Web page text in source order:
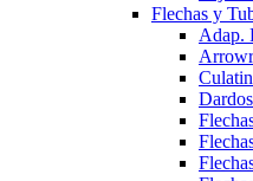
Flechas y
Adap.